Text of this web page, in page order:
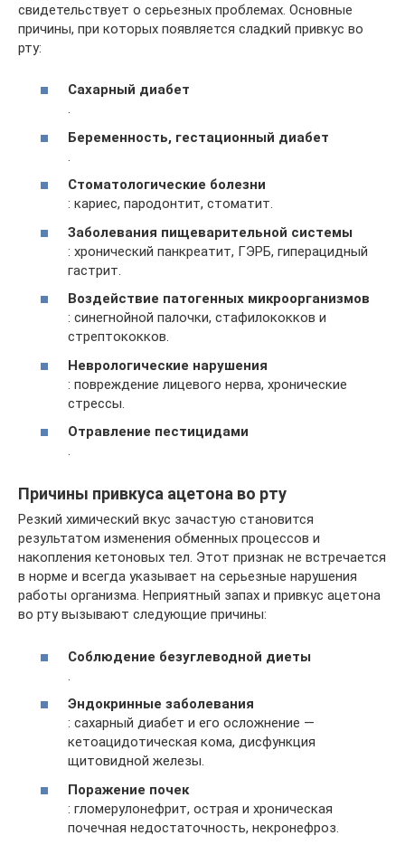
свидетельствует о серьезных проблемах. Основные
причины, при которых появляется сладкий привкус во
рту:
Сахарный диабет
.
Беременность, гестационный диабет
Стоматологические болезни
: кариес, пародонтит, стоматит.
Заболевания пищеварительной системы
: хронический панкреатит, ГЭРБ, гиперацидный
гастрит.
Воздействие патогенных микроорганизмов
: синегнойной палочки, стафилококков и
стрептококков.
Неврологические нарушения
: повреждение лицевого нерва, хронические
стрессы.
Отравление пестицидами
.
Причины привкуса ацетона во рту
Резкий химический вкус зачастую становится
результатом изменения обменных процессов и
накопления кетоновых тел. Этот признак не встречается
в норме и всегда указывает на серьезные нарушения
работы организма. Неприятный запах и привкус ацетона
во рту вызывают следующие причины:
Соблюдение безуглеводной диеты
Эндокринные заболевания
: сахарный диабет и его осложнение —
кетоацидотическая кома, дисфункция
щитовидной железы.
Поражение почек
: гломерулонефрит, острая и хроническая
почечная недостаточность, некронефроз.